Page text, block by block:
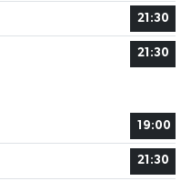
21:30
21:30
19:00
21:30